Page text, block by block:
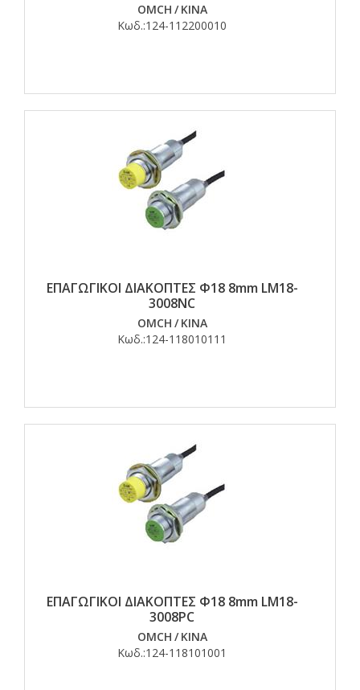
OMCH / ΚΙΝΑ
Κωδ.:124-112200010
ΕΠΑΓΩΓΙΚΟΙ ΔΙΑΚΟΠΤΕΣ Φ18 8mm LM18-
3008NC
OMCH / ΚΙΝΑ
Κωδ.:124-118010111
ΕΠΑΓΩΓΙΚΟΙ ΔΙΑΚΟΠΤΕΣ Φ18 8mm LM18-
3008PC
OMCH / ΚΙΝΑ
Κωδ.:124-118101001